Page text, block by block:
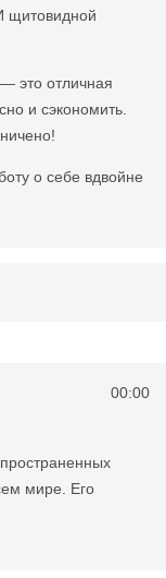
щитовидной
это отличная
и сэкономить.
о себе вдвойне
00:00
мире. Его